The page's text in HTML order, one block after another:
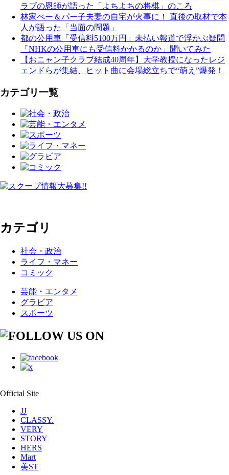
ラブの恩師が語った「よちよちの将棋」のころ
林家ぺー＆パー子夫妻の自宅が火事に！ 直後の取材で本
人が語った「当面の問題」
都の公用車「受信料5100万円」未払い報道で浮かぶ疑問
「NHKの公用車にも受信料かかるのか」聞いてみた
【おニャン子クラブ結成40周年】大学教授になったレジ
ェンドらが集結、ヒット曲に会場総立ちで“萌え”爆発！
カテゴリ一覧
カテゴリ
社会・政治
ライフ・マネー
コミック
芸能・エンタメ
グラビア
スポーツ
Official Site
JJ
CLASSY.
VERY
STORY
HERS
Mart
美ST